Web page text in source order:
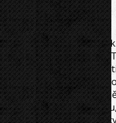
DUTY"
pevností s dvojitým
ozubení přesazené
a indukčně
stavící matice.
rukou jako s
průměru